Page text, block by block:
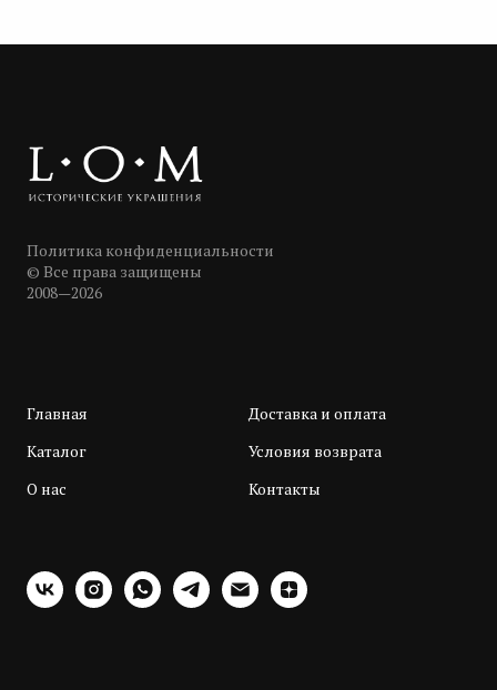
Политика конфиденциальности
© Все права защищены
2008—2026
Главная
Каталог
О нас
Доставка и оплата
Условия возврата
Контакты